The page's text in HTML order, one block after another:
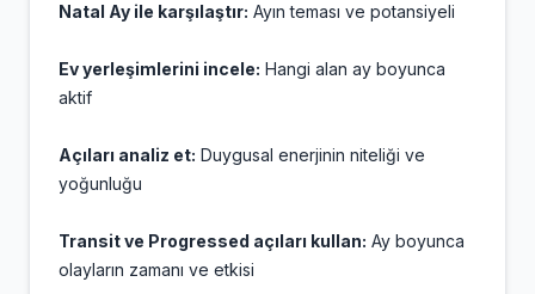
Natal Ay ile karşılaştır: Ayın teması ve potansiyeli
Ev yerleşimlerini incele: Hangi alan ay boyunca
aktif
Açıları analiz et: Duygusal enerjinin niteliği ve
yoğunluğu
Transit ve Progressed açıları kullan: Ay boyunca
olayların zamanı ve etkisi